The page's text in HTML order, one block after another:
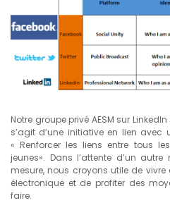
Notre groupe privé AESM sur
s’agit d’une initiative en lien avec
« Renforcer les liens entre tous
jeunes». Dans l’attente d’un
mesure, nous croyons utile de vivre
électronique et de profiter des
faire.